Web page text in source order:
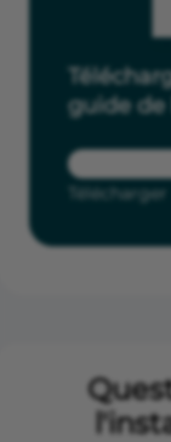
guide de
Télécharger